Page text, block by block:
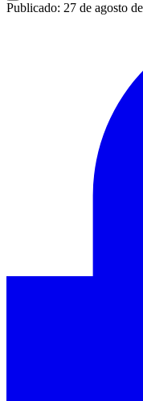
Publicado: 27 de agosto